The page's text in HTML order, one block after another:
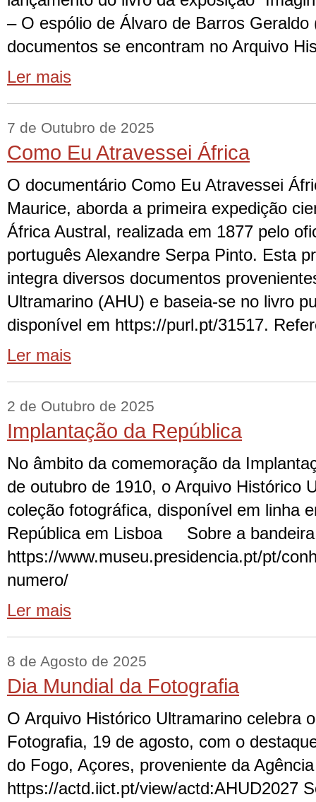
– O espólio de Álvaro de Barros Geraldo
documentos se encontram no Arquivo
Ler mais
7 de Outubro de 2025
Como Eu Atravessei África
O documentário Como Eu Atravessei
Maurice, aborda a primeira expedição
África Austral, realizada em 1877 pelo
português Alexandre Serpa Pinto. Esta
integra diversos documentos
Ultramarino (AHU) e baseia-se no livro
disponível em https://purl.pt/31517.
Ler mais
2 de Outubro de 2025
Implantação da República
No âmbito da comemoração da
de outubro de 1910, o Arquivo Histórico
coleção fotográfica, disponível em linha
República em Lisboa Sobre a
https://www.museu.presidencia.pt/pt/
numero/
Ler mais
8 de Agosto de 2025
Dia Mundial da Fotografia
O Arquivo Histórico Ultramarino celebra
Fotografia, 19 de agosto, com o
do Fogo, Açores, proveniente da
https://actd.iict.pt/view/actd:AHUD2027